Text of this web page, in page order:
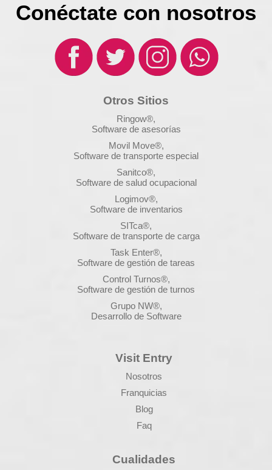
Conéctate con nosotros
Otros Sitios
Ringow®,
Software de asesorías
Movil Move®,
Software de transporte especial
Sanitco®,
Software de salud ocupacional
Logimov®,
Software de inventarios
SITca®,
Software de transporte de carga
Task Enter®,
Software de gestión de tareas
Control Turnos®,
Software de gestión de turnos
Grupo NW®,
Desarrollo de Software
Visit Entry
Nosotros
Franquicias
Blog
Faq
Cualidades